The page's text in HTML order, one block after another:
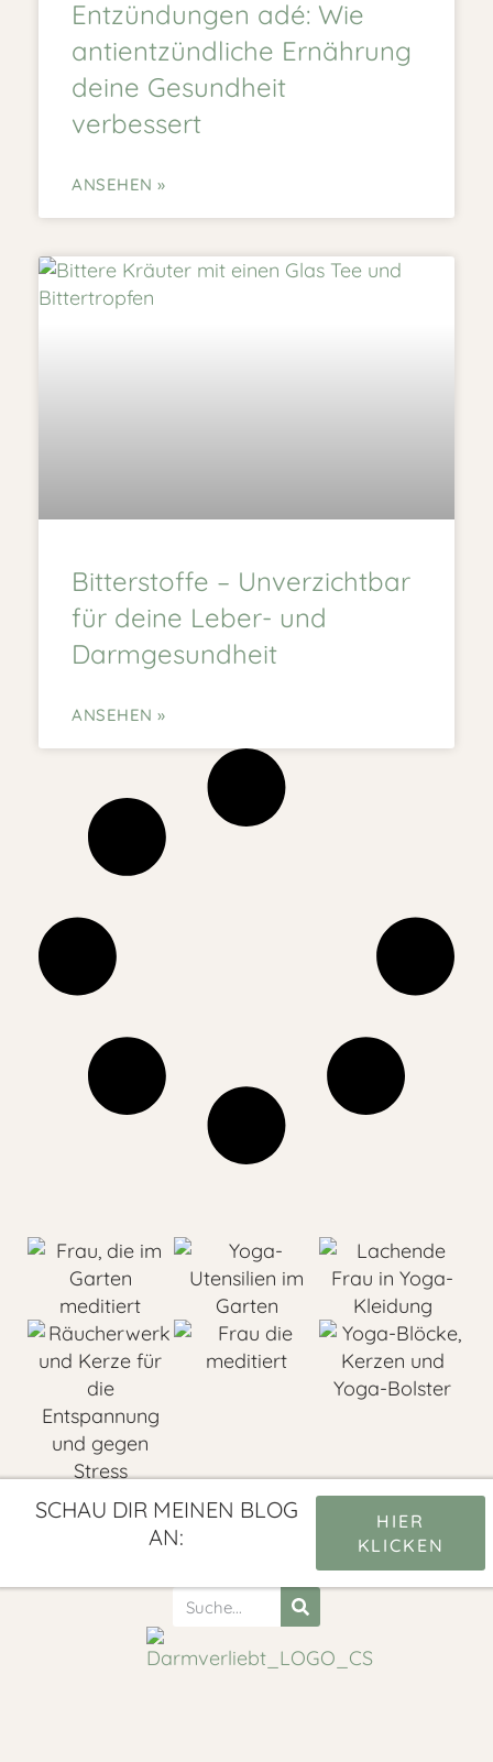
Entzündungen adé: Wie
antientzündliche Ernährung
deine Gesundheit
verbessert
ANSEHEN »
Bitterstoffe – Unverzichtbar
für deine Leber- und
Darmgesundheit
ANSEHEN »
SCHAU DIR MEINEN BLOG
AN:
HIER
KLICKEN